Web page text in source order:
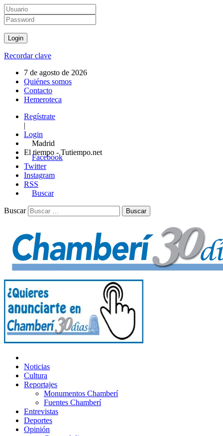
Recordar clave
7 de agosto de 2026
Quiénes somos
Contacto
Hemeroteca
Regístrate
|
Login
Madrid
El tiempo - Tutiempo.net
Facebook
Twitter
Instagram
RSS
Buscar
Buscar
Noticias
Cultura
Reportajes
Monumentos Chamberí
Fuentes Chamberí
Entrevistas
Deportes
Opinión